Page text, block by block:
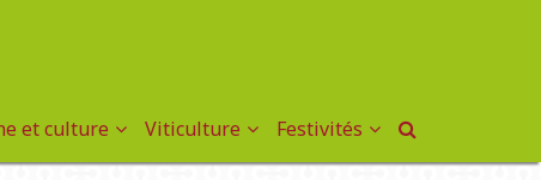
et culture Viticulture Festivités